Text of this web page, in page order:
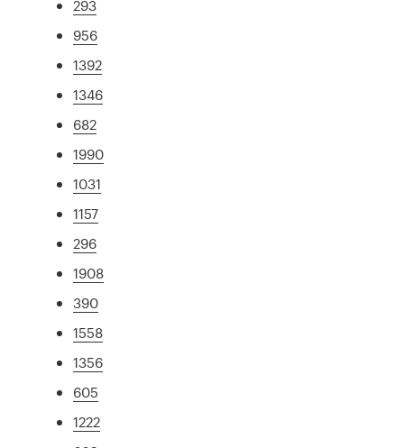
293
956
1392
1346
682
1990
1031
1157
296
1908
390
1558
1356
605
1222